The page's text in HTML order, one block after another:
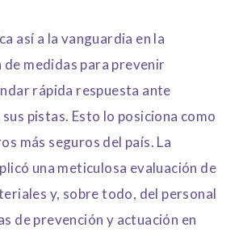
así a la vanguardia en la
medidas para prevenir
rápida respuesta ante
pistas. Esto lo posiciona como
más seguros del país. La
una meticulosa evaluación de
y, sobre todo, del personal
de prevención y actuación en